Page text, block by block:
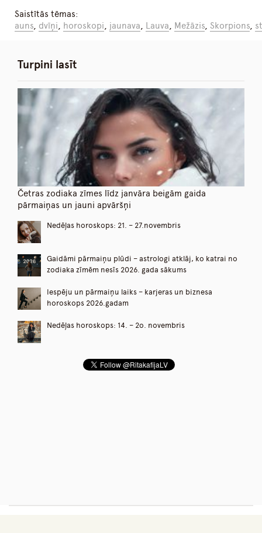
Saistītās tēmas:
auns, dvīņi, horoskopi, jaunava, Lauva, Mežāzis,Skorpions,
Turpini lasīt
Četras zodiaka zīmes līdz janvāra beigām gaida
pārmaiņas un jauni apvāršņi
Nedēļas horoskops: 21. – 27.novembris
Gaidāmi pārmaiņu plūdi – astrologi atklāj, ko katrai no
zodiaka zīmēm nesīs 2026. gada sākums
Iespēju un pārmaiņu laiks – karjeras un biznesa
horoskops 2026.gadam
Nedēļas horoskops: 14. – 2o. novembris